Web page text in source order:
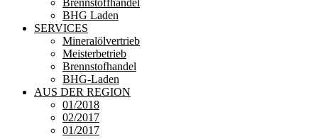
Brennstoffhandel
BHG Laden
SERVICES
Mineralölvertrieb
Meisterbetrieb
Brennstofhandel
BHG-Laden
AUS DER REGION
01/2018
02/2017
01/2017